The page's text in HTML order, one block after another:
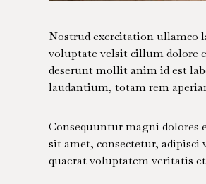
Nostrud exercitation ullamco
voluptate velsit cillum dolore
deserunt mollit anim id est
laudantium, totam rem
Consequuntur magni dolores
sit amet, consectetur,
quaerat voluptatem veritatis